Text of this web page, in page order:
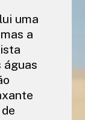
uma
a
águas